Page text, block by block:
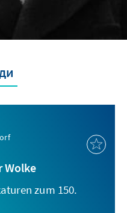
Wolke
zum 150.